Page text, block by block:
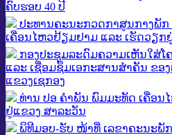
ຄົບຮອບ 40 ປີ
ປະທານຄະນະກວດກາສູນກາງພັ
ເຄື່ອນໄຫວຢ້ຽມຢາມ ແລະ ເຮັດວຽກ
ກອງປະຊຸມລະດົມຄວາມເຫັນໃສ່ໂ
ແລະ ເຊື່ອມຊຶມເອກະສານສໍາຄັນ ຂອ
ແຂວງເຊກອງ
ທ່ານ ປອ ຄຳພັນ ພົມມະທັດ ເຄື່ອນ
ຢູ່ແຂວງ ສາລະວັນ
ພິທີມອບ-ຮັບ ໜ້າທີ່ ເລຂາຄະນະພັ